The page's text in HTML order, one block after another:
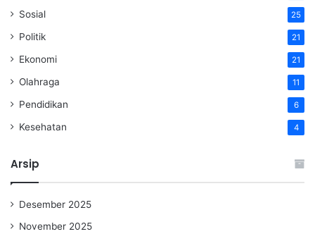
Sosial 25
Politik 21
Ekonomi 21
Olahraga 11
Pendidikan 6
Kesehatan 4
Arsip
Desember 2025
November 2025